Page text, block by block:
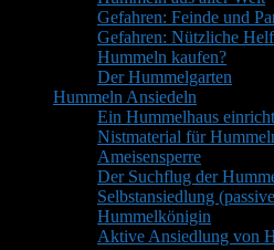
Gefahren: Feinde und
Gefahren: Nützliche
Hummeln kaufen?
Der Hummelgarten
Hummeln Ansiedeln
Ein Hummelhaus
Nistmaterial für
Ameisensperre
Der Suchflug der
Selbstansiedlung
Hummelkönigin
Aktive Ansiedlung von